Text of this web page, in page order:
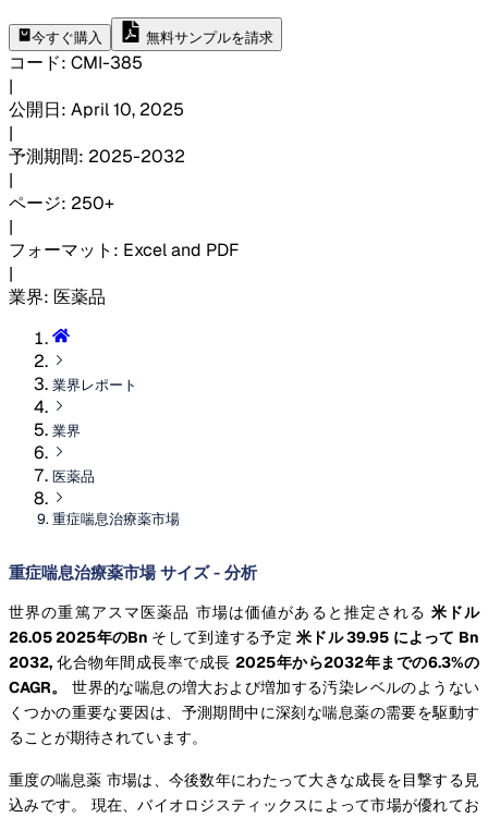
今すぐ購入 無料サンプルを請求
コード: CMI-385
|
公開日: April 10, 2025
|
予測期間: 2025-2032
|
ページ: 250+
|
フォーマット : Excel and PDF
|
業界: 医薬品
業界レポート
業界
医薬品
重症喘息治療薬市場
重症喘息治療薬市場 サイズ - 分析
世界の重篤アスマ医薬品 市場は価値があると推定される 米ドル
26.05 2025年のBn そして到達する予定米ドル 39.95 によって Bn
2032, 化合物年間成長率で成長2025年から2032年までの6.3%の
CAGR。
世界的な喘息の増大および増加する汚染レベルのようない
くつかの重要な要因は、予測期間中に深刻な喘息薬の需要を駆動す
ることが期待されています。
重度の喘息薬 市場は、今後数年にわたって大きな成長を目撃する見
込みです。 現在、バイオロジスティックスによって市場が優れてお